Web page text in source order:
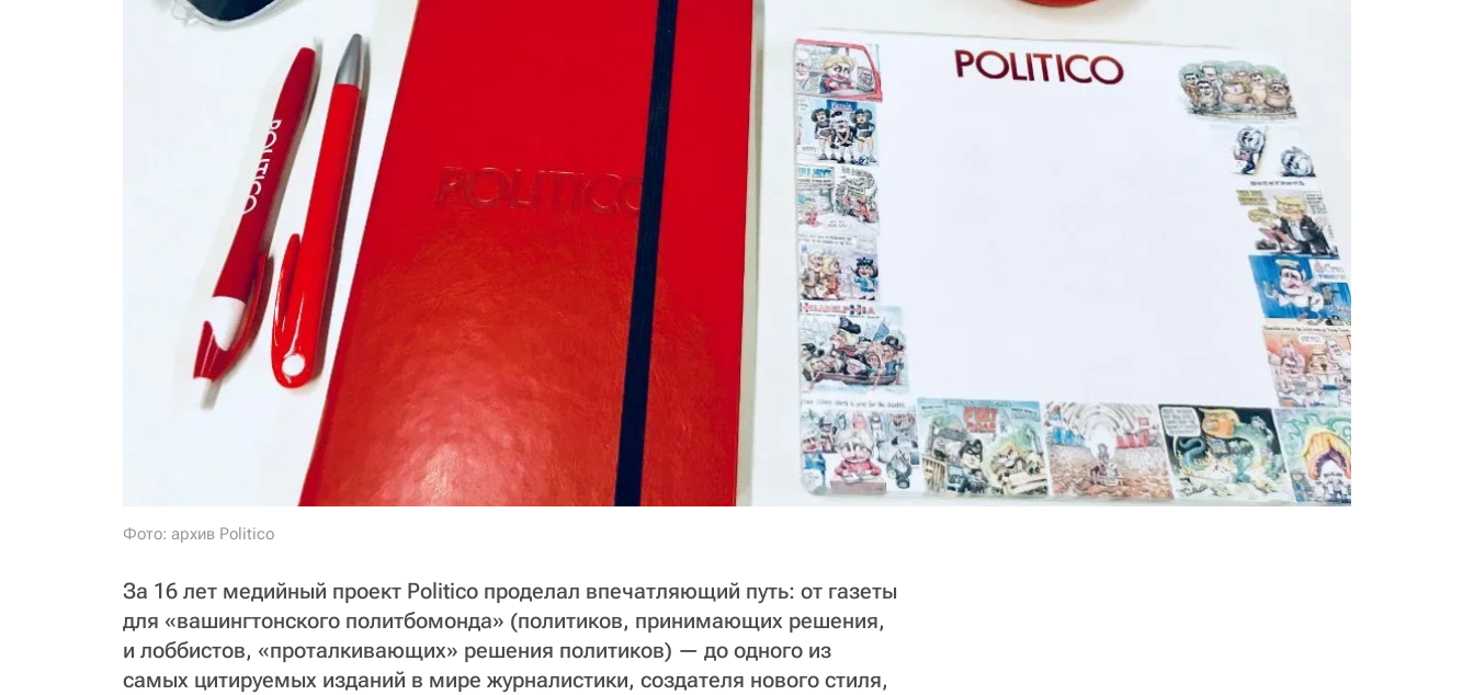
Фото: архив Politico
За 16 лет медийный проект Politico проделал впечатляющий путь: от газеты
для «вашингтонского политбомонда» (политиков, принимающих решения,
и лоббистов, «проталкивающих» решения политиков) — до одного из
самых цитируемых изданий в мире журналистики, создателя нового стиля,